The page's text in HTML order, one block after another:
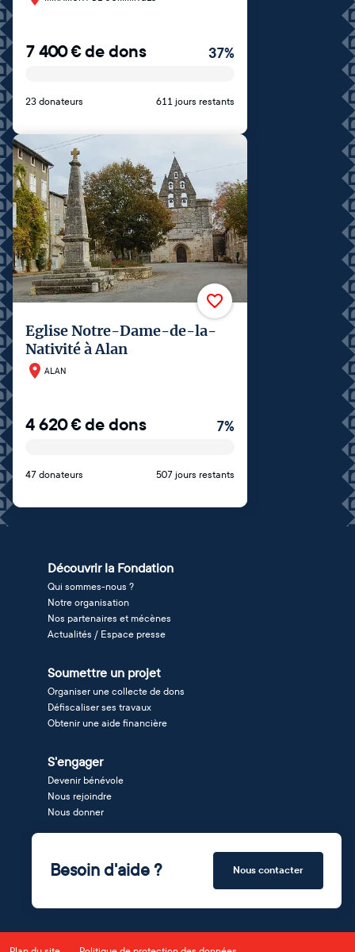
7 400€de dons 37%
23 donateurs 611 jours restants
Eglise Notre-Dame-de-la-
Nativité à Alan
ALAN
4 620€de dons 7%
47 donateurs 507 jours restants
Découvrir la Fondation
Qui sommes-nous ?
Notre organisation
Nos partenaires et mécènes
Actualités / Espace presse
Soumettre un projet
Organiser une collecte de dons
Défiscaliser ses travaux
Obtenir une aide financière
S'engager
Devenir bénévole
Nous rejoindre
Nous donner
Besoin d'aide ? Nous contacter